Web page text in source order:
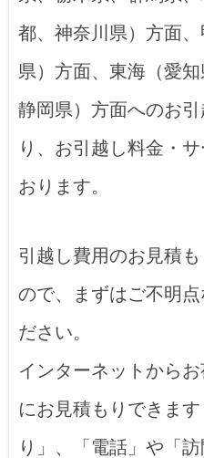
都、神奈川県）方面
県）方面、東海（愛知
静岡県）方面へのお
り、お引越し料金・
おります。
引越し費用のお見積
ので、まずはご不明
ださい。
インターネットから
にお見積もりできま
り」、「電話」や「